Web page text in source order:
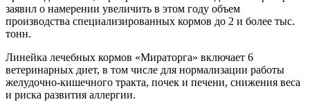
заявил о намерении увеличить в этом году объем
производства специализированных кормов до 2 и более тыс.
тонн.
Линейка лечебных кормов «Мираторга» включает 6
ветеринарных диет, в том числе для нормализации работы
желудочно-кишечного тракта, почек и печени, снижения веса
и риска развития аллергии.